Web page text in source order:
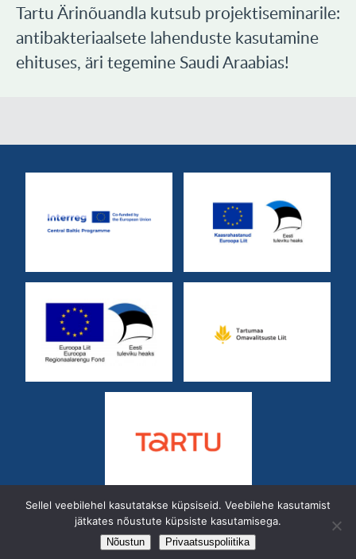
Tartu Ärinõuandla kutsub projektiseminarile:
antibakteriaalsete lahenduste kasutamine
ehituses, äri tegemine Saudi Araabias!
Kastani 42 50410 Telefon:7 428 402
info@arinouandla.ee IBAN: EE182200001120159652
Sellel veebilehel kasutatakse küpsiseid. Veebilehe kasutamist
jätkates nõustute küpsiste kasutamisega.
Nõustun Privaatsuspoliitika